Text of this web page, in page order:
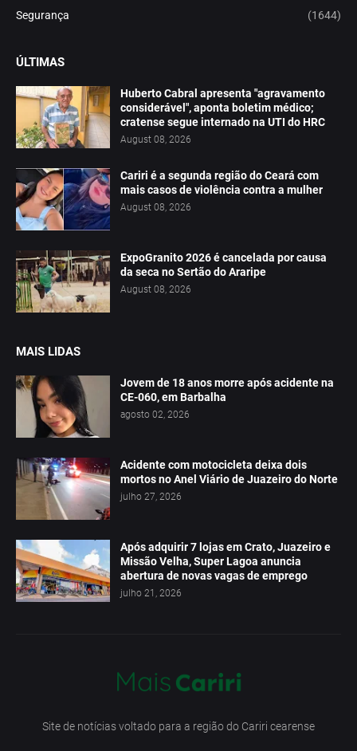
Segurança (1644)
ÚLTIMAS
Huberto Cabral apresenta "agravamento
considerável", aponta boletim médico;
cratense segue internado na UTI do HRC
August 08, 2026
Cariri é a segunda região do Ceará com
mais casos de violência contra a mulher
August 08, 2026
ExpoGranito 2026 é cancelada por causa
da seca no Sertão do Araripe
August 08, 2026
MAIS LIDAS
Jovem de 18 anos morre após acidente na
CE-060, em Barbalha
agosto 02, 2026
Acidente com motocicleta deixa dois
mortos no Anel Viário de Juazeiro do Norte
julho 27, 2026
Após adquirir 7 lojas em Crato, Juazeiro e
Missão Velha, Super Lagoa anuncia
abertura de novas vagas de emprego
julho 21, 2026
Site de notícias voltado para a região do Cariri cearense